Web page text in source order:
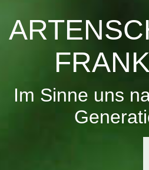
Im Sinne uns